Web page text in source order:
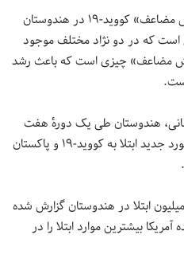
در اواخر ماه مارس، یک نژاد «جهش مضاعف» کووید-۱۹ در هندوستان
است که در دو نژاد مختلف موجود
مضاعف» چیزی است که باعث رشد
هندوستان طی یک دورهٔ هفت
روزه تا ۱۲ آوریل، بیش از ۵۰۰،۰۰۰ مورد جدید ابتلا به کووید-۱۹ و پاکستان
از آغاز شیوع این ویروس تقریباً ۱۶ میلیون ابتلا در هندوستان گزارش شده
بیشترین موارد ابتلا را در